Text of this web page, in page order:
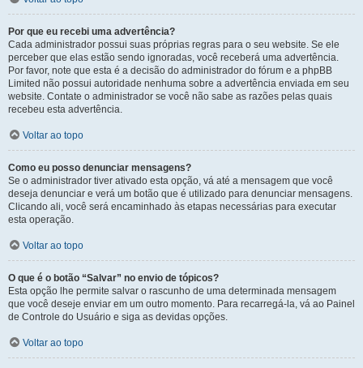
Por que eu recebi uma advertência?
Cada administrador possui suas próprias regras para o seu website. Se ele
perceber que elas estão sendo ignoradas, você receberá uma advertência.
Por favor, note que esta é a decisão do administrador do fórum e a phpBB
Limited não possui autoridade nenhuma sobre a advertência enviada em seu
website. Contate o administrador se você não sabe as razões pelas quais
recebeu esta advertência.
Voltar ao topo
Como eu posso denunciar mensagens?
Se o administrador tiver ativado esta opção, vá até a mensagem que você
deseja denunciar e verá um botão que é utilizado para denunciar mensagens.
Clicando ali, você será encaminhado às etapas necessárias para executar
esta operação.
Voltar ao topo
O que é o botão “Salvar” no envio de tópicos?
Esta opção lhe permite salvar o rascunho de uma determinada mensagem
que você deseje enviar em um outro momento. Para recarregá-la, vá ao Painel
de Controle do Usuário e siga as devidas opções.
Voltar ao topo